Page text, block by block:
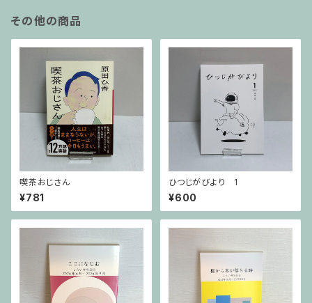
その他の商品
喫茶おじさん
¥781
ひつじがびより 1
¥600